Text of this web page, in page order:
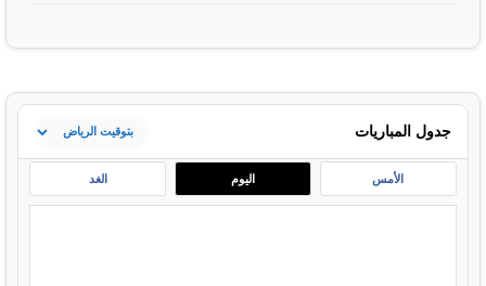
جدول المباريات
الأمس اليوم الغد